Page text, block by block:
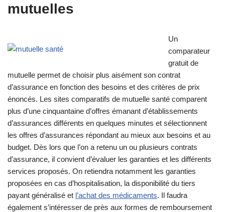
mutuelles
Un
comparateur
gratuit de
mutuelle permet de choisir plus aisément son contrat
d’assurance en fonction des besoins et des critères de prix
énoncés. Les sites comparatifs de mutuelle santé comparent
plus d’une cinquantaine d’offres émanant d’établissements
d’assurances différents en quelques minutes et sélectionnent
les offres d’assurances répondant au mieux aux besoins et au
budget. Dès lors que l’on a retenu un ou plusieurs contrats
d’assurance, il convient d’évaluer les garanties et les différents
services proposés. On retiendra notamment les garanties
proposées en cas d’hospitalisation, la disponibilité du tiers
payant généralisé et l’achat des médicaments. Il faudra
également s’intéresser de près aux formes de remboursement